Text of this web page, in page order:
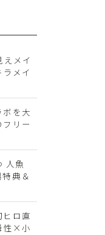
えメイ
メイ
ボを大
リー
人魚
典＆
ヒロ直
性×小